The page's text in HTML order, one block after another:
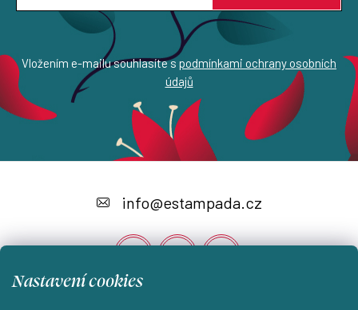
Nastavení cookies
Vložením e-mailu souhlasíte s podmínkami ochrany osobních
údajů
a
info@estampada.cz